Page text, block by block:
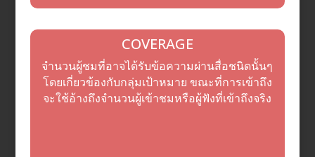
COVERAGE
จำนวนผู้ชมที่อาจได้รับข้อความผ่านสื่อชนิดนั้นๆ
โดยเกี่ยวข้องกับกลุ่มเป้าหมาย ขณะที่การเข้าถึง
จะใช้อ้างถึงจำนวนผู้เข้าชมหรือผู้ฟังที่เข้าถึงจริง